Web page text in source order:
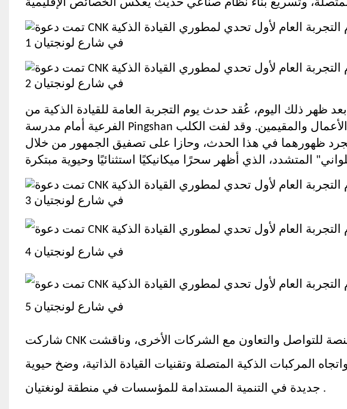
بعد ظهر ذلك اليوم، عُقد حدث يوم التجربة العامة للقيادة الذكية من Huawei والذي استضافته منطقة Longtian
الفرعية أمام مدرسة Pingshan للغات الأجنبية، مما اجتذب العديد من ممثلي الأعمال والمقيمين. وقد لفت الكلب
ظهورهما في هذا الحدث، وحازا على تصفيق الجمهور من خلال
شاركت CNK بنشاط في أنشطة يوم الخبرة، وقامت ببناء منصة للتواصل والتعاون مع الشركات الأخرى، وناقشت
المركبات الذكية المتصلة وتقنيات القيادة الذاتية، وضخ حيوية
جديدة في التنمية المستدامة للمؤسسات في منطقة لونغتيان .